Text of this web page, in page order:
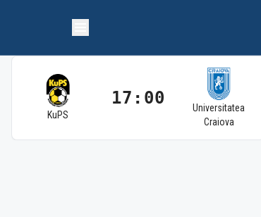
KuPS
17:00
Universitatea
Craiova